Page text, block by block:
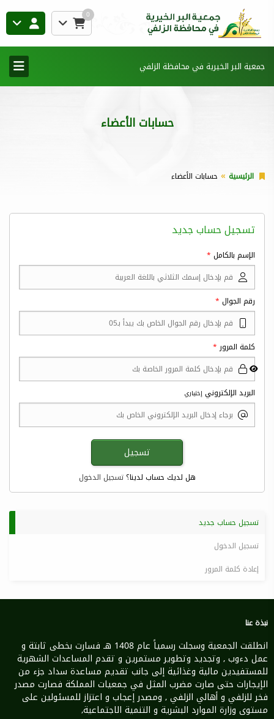
0
جمعية البر الخيرية في محافظة الزلفي
حسابات الأعضاء
الرئيسية حسابات الأعضاء
تسجيل حساب جديد
الإسم بالكامل
رقم الجوال
كلمة المرور
البريد الإلكتروني إختياري
هل لديك حساب لدينا؟تسجيل الدخول
تسجيل حساب جديد
تسجيل الدخول
إعادة كلمة المرور
نبذة عنا
انطلقت الجمعية وسجلت رسمياً عام 1408 هـ فسارت بخطى ثابتة و
عمل دءوب , وتجديد وتطوير مستمرين و تقدم المساعدات الشهرية
للمستفيدين مالية وغذائية إلى جانب تقديم مساعدة سداد جزء من
الإيجارات حتى صارت مضرب المثل في جمعيات المملكة فصارت مصدر
فخر للزلفي و أهالي الزلفي , ومصدر إعجاب و اعتزاز للمسئولين على
مستوى وزارة الموارد البشرية و التنمية الاجتماعية,